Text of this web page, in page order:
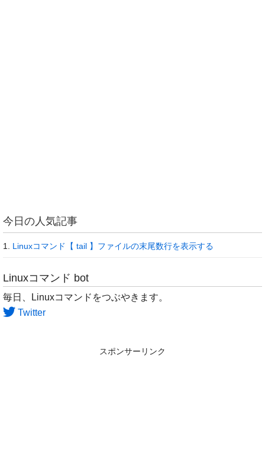
今日の人気記事
Linuxコマンド【 tail 】ファイルの末尾数行を表示する
Linuxコマンド bot
毎日、Linuxコマンドをつぶやきます。
Twitter
スポンサーリンク